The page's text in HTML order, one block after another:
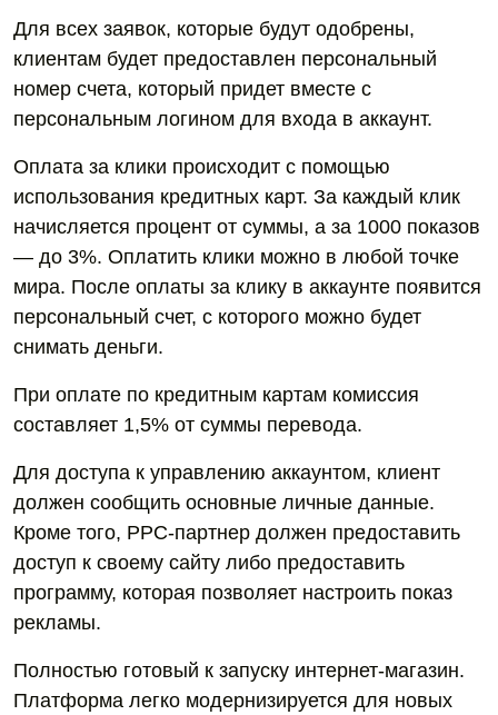
Для всех заявок, которые будут одобрены,
клиентам будет предоставлен персональный
номер счета, который придет вместе с
персональным логином для входа в аккаунт.
Оплата за клики происходит с помощью
использования кредитных карт. За каждый клик
начисляется процент от суммы, а за 1000 показов
— до 3%. Оплатить клики можно в любой точке
мира. После оплаты за клику в аккаунте появится
персональный счет, с которого можно будет
снимать деньги.
При оплате по кредитным картам комиссия
составляет 1,5% от суммы перевода.
Для доступа к управлению аккаунтом, клиент
должен сообщить основные личные данные.
Кроме того, PPC-партнер должен предоставить
доступ к своему сайту либо предоставить
программу, которая позволяет настроить показ
рекламы.
Полностью готовый к запуску интернет-магазин.
Платформа легко модернизируется для новых